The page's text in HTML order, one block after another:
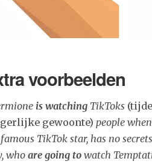
voorbeelden
is watching TikToks
gewoonte) people
TikTok star, has no
whoare going to watch